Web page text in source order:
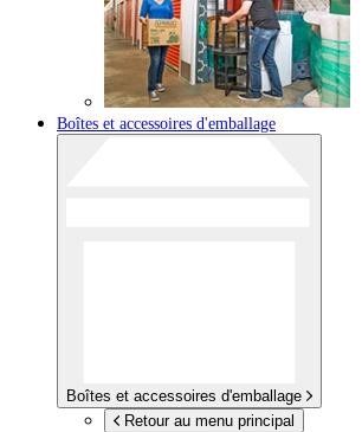
Boîtes et accessoires d'emballage
Boîtes et accessoires d'emballage
Retour au menu principal